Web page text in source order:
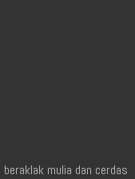
mulia dan cerdas